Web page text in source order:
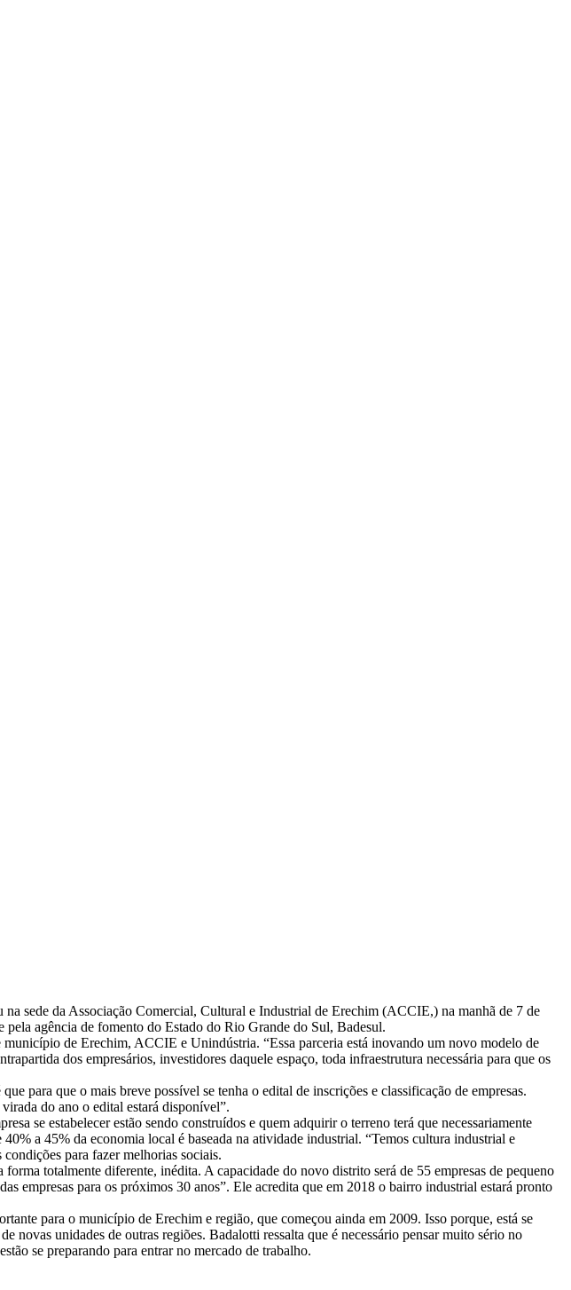
sede da Associação Comercial, Cultural e Industrial de Erechim (ACCIE,) na manhã de 7 de
agência de fomento do Estado do Rio Grande do Sul, Badesul.
de Erechim, ACCIE e Unindústria. “Essa parceria está inovando um novo modelo de
dos empresários, investidores daquele espaço, toda infraestrutura necessária para que os
para que o mais breve possível se tenha o edital de inscrições e classificação de empresas.
do ano o edital estará disponível”.
se estabelecer estão sendo construídos e quem adquirir o terreno terá que necessariamente
a 45% da economia local é baseada na atividade industrial. “Temos cultura industrial e
para fazer melhorias sociais.
totalmente diferente, inédita. A capacidade do novo distrito será de 55 empresas de pequeno
empresas para os próximos 30 anos”. Ele acredita que em 2018 o bairro industrial estará pronto
para o município de Erechim e região, que começou ainda em 2009. Isso porque, está se
novas unidades de outras regiões. Badalotti ressalta que é necessário pensar muito sério no
se preparando para entrar no mercado de trabalho.